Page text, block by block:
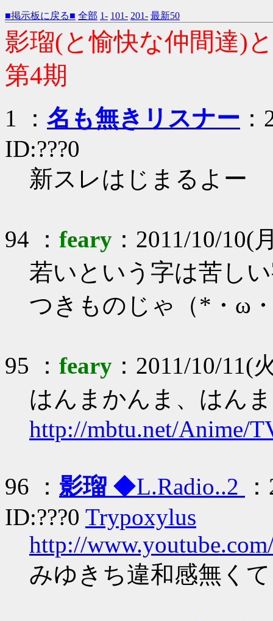
■掲示板に戻る■ 全部 1- 101- 201- 最新50
影瑠(と愉快な仲間達)
第4期
1 ： 名も無きリスナー
ID:???0
新スレはじまるよー
94 ： feary ：2011/10/10(
若いという字は苦し
つきものじゃ（*・ω
95 ： feary ：2011/10/11(
はんまかんま、はん
http://mbtu.net/Anime/
96 ： 影瑠 ◆L.Radio..2
ID:???0 Trypoxylus
http://
みゆきち違和感無く